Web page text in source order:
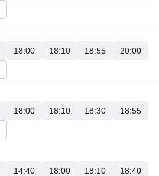
18:00 18:10 18:55
20:00
18:00 18:10 18:30
18:55
14:40 18:00 18:10
18:40